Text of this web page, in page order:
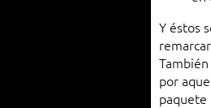
Y éstos
por
paquete